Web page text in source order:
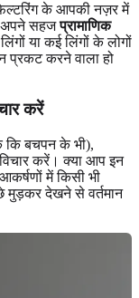
के आपकी नज़र में
सहजप्रामाणिक
या कई लिंगों के लोगों
प्रकट करने वाला हो
करें
बचपन के भी),
विचार करें। क्या आप इन
में किसी भी
मुड़कर देखने से वर्तमान